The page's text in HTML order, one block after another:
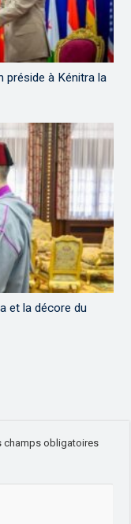
préside à Kénitra la
et la décore du
champs obligatoires